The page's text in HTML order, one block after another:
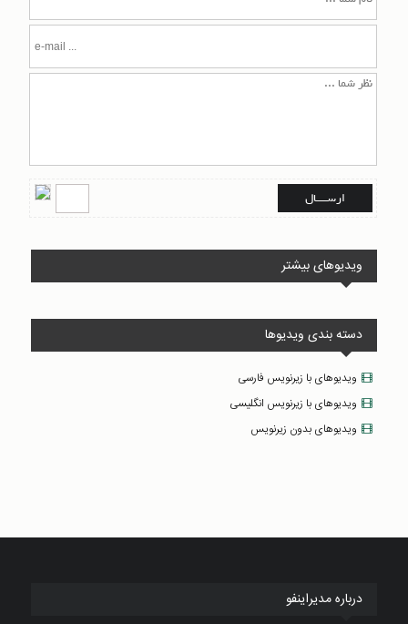
ویدیوهای بیشتر
دسته بندی ویدیوها
ویدیوهای با زیرنویس فارسی
ویدیوهای با زیرنویس انگلیسی
ویدیوهای بدون زیرنویس
درباره مدیراینفو